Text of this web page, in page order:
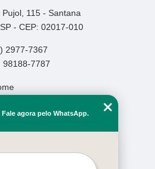
Pujol, 115 - Santana
- CEP: 02017-010
2977-7367
98188-7787
Fale agora pelo WhatsApp.